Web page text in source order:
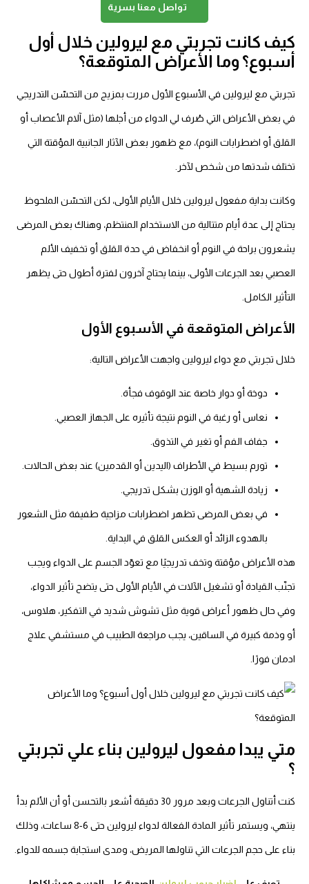
تواصل معنا بسرية
كانت تجربتي مع ليرولين خلال أول
وما الأعراض المتوقعة؟
مع ليرولين في الأسبوع الأول مررت بمزيج من التحسّن التدريجي
بعض الأعراض التي صُرف لي الدواء من أجلها (مثل آلام الأعصاب أو
أو اضطرابات النوم)، مع ظهور بعض الآثار الجانبية المؤقتة التي
شدتها من شخص لآخر.
بداية مفعول ليرولين خلال الأيام الأولى، لكن التحسّن الملحوظ
إلى عدة أيام متتالية من الاستخدام المنتظم، وهناك بعض المرضى
براحة في النوم أو انخفاض في حدة القلق أو تخفيف الألم
بعد الجرعات الأولى، بينما يحتاج آخرون لفترة أطول حتى يظهر
الكامل.
المتوقعة في الأسبوع الأول
تجربتي مع دواء ليرولين واجهت الأعراض التالية:
دوخة أو دوار خاصة عند الوقوف فجأة.
نعاس أو رغبة في النوم نتيجة تأثيره على الجهاز العصبي.
جفاف الفم أو تغير في التذوق.
تورم بسيط في الأطراف (اليدين أو القدمين) عند بعض الحالات.
زيادة الشهية أو الوزن بشكل تدريجي.
في بعض المرضى تظهر اضطرابات مزاجية طفيفة مثل الشعور
بالهدوء الزائد أو العكس القلق في البداية.
الأعراض مؤقتة وتخف تدريجيًا مع تعوّد الجسم على الدواء ويجب
القيادة أو تشغيل الآلات في الأيام الأولى حتى يتضح تأثير الدواء،
حال ظهور أعراض قوية مثل تشوش شديد في التفكير، هلاوس،
وذمة كبيرة في الساقين، يجب مراجعة الطبيب في مستشفي علاج
فورًا.
يبدا مفعول ليرولين بناء علي تجربتي
كنت أتناول الجرعات وبعد مرور 30 دقيقة أشعر بالتحسن أو أن الألم بدأ
ينتهي، ويستمر تأثير المادة الفعالة لدواء ليرولين حتى 6-8 ساعات، وذلك
على حجم الجرعات التي تناولها المريض، ومدى استجابة جسمه للدواء.